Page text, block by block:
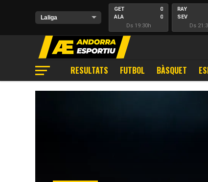
GET
ALA
0
0
Ds 19:30h
RAY
SEV
Ds
RESULTATS FUTBOL BÀSQUET